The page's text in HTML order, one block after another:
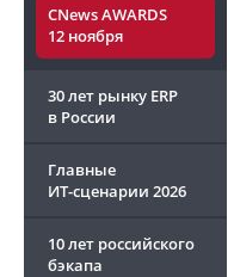
CNews AWARDS
12 ноября
30 лет рынку ERP
в России
Главные
ИТ-сценарии 2026
10 лет российского
бэкапа